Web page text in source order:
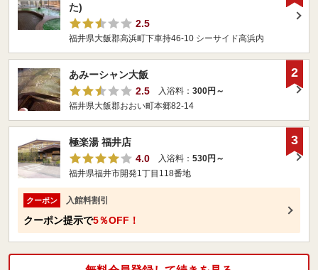
た)
2.5
福井県大飯郡高浜町下車持46-10 シーサイド高浜内
あみーシャン大飯
2.5
入浴料： 300円～
福井県大飯郡おおい町本郷82-14
2
極楽湯 福井店
4.0
入浴料： 530円～
福井県福井市開発1丁目118番地
クーポン 入館料割引
クーポン提示で5％OFF！
3